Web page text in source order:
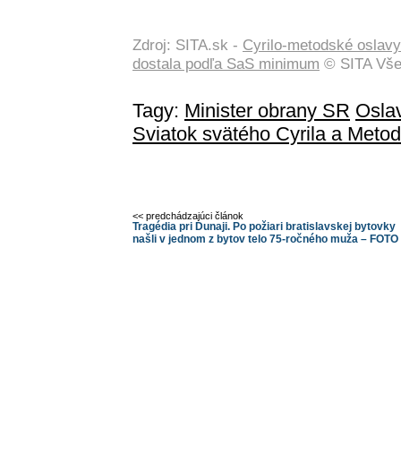
Zdroj: SITA.sk - Cyrilo-metodské
dostala podľa SaS minimum © SITA
Tagy: Minister obrany SR
Sviatok svätého Cyrila a
<< predchádzajúci článok
Tragédia pri Dunaji. Po požiari bratislavskej bytovky
našli v jednom z bytov telo 75-ročného muža – FOTO